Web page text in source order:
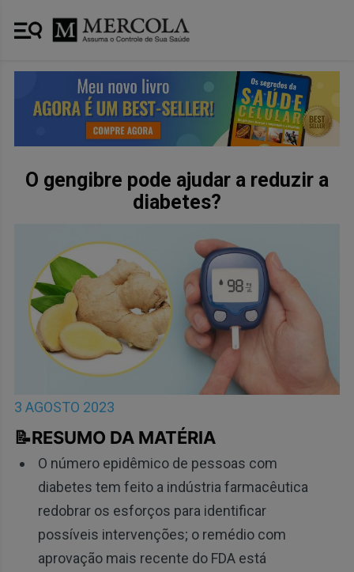
O gengibre pode ajudar a reduzir a
diabetes?
3 AGOSTO 2023
📝RESUMO DA MATÉRIA
O número epidêmico de pessoas com
diabetes tem feito a indústria farmacêutica
redobrar os esforços para identificar
possíveis intervenções; o remédio com
aprovação mais recente do FDA está